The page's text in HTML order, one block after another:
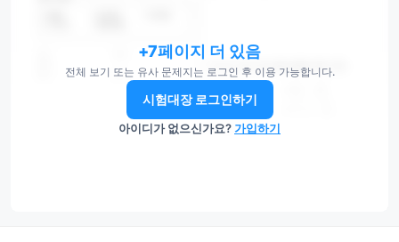
+7페이지 더 있음
전체 보기 또는 유사 문제지는 로그인 후 이용 가능합니다.
시험대장 로그인하기
아이디가 없으신가요?가입하기